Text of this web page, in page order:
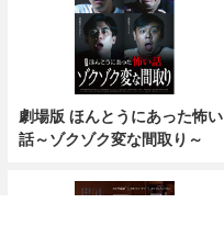
劇場版 ほんとうにあった怖い
話～ゾクゾク変な間取り～